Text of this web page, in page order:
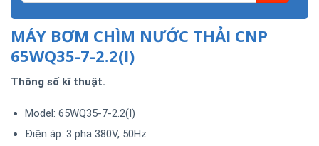
MÁY BƠM CHÌM NƯỚC THẢI CNP
65WQ35-7-2.2(I)
Thông số kĩ thuật.
Model: 65WQ35-7-2.2(I)
Điện áp: 3 pha 380V, 50Hz